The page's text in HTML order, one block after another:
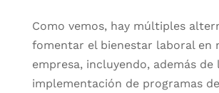
Como vemos, hay múltiples
fomentar el bienestar laboral en
empresa, incluyendo, además de
implementación de programas